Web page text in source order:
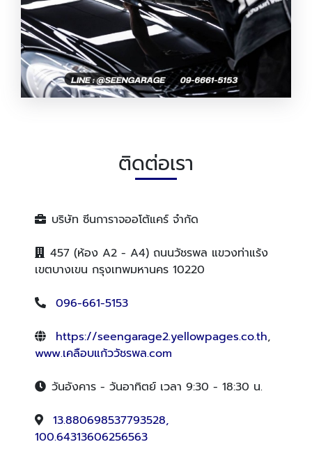
บริการรับเคลือบเซรามิก เคลือบแ
ติดต่อเรา
บริษัท ซีนการาจออโต้แคร์ จำกัด
457 (ห้อง A2 - A4) ถนนวัชรพล แขวงท่าแร้ง
เขตบางเขน กรุงเทพมหานคร 10220
096-661-5153
https://seengarage2.yellowpages.co.th,
www.เคลือบแก้ววัชรพล.com
วันอังคาร - วันอาทิตย์ เวลา 9:30 - 18:30 น.
13.880698537793528,
100.64313606256563